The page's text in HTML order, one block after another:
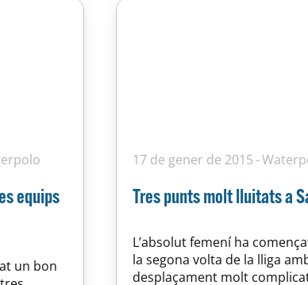
equips
un bon
17 de gener de 2015
Tres punts molt lluitats a
L’absolut femení ha
la segona volta de la lliga
desplaçament molt